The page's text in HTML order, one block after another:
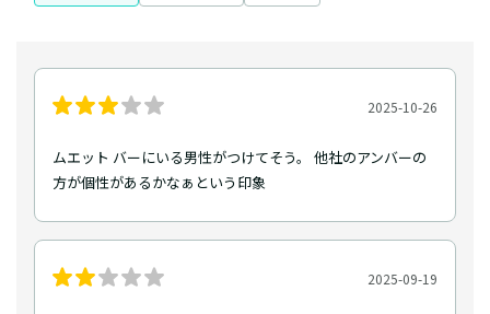
2025-10-26
ムエット バーにいる男性がつけてそう。 他社のアンバーの
方が個性があるかなぁという印象
2025-09-19